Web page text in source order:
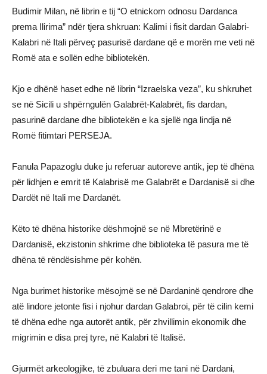
Budimir Milan, në librin e tij “O etnickom odnosu Dardanca
prema Ilirima” ndër tjera shkruan: Kalimi i fisit dardan Galabri-
Kalabri në Itali përveç pasurisë dardane që e morën me veti në
Romë ata e sollën edhe bibliotekën.
Kjo e dhënë haset edhe në librin “Izraelska veza”, ku shkruhet
se në Sicili u shpërngulën Galabrët-Kalabrët, fis dardan,
pasurinë dardane dhe bibliotekën e ka sjellë nga lindja në
Romë fitimtari PERSEJA.
Fanula Papazoglu duke ju referuar autoreve antik, jep të dhëna
për lidhjen e emrit të Kalabrisë me Galabrët e Dardanisë si dhe
Dardët në Itali me Dardanët.
Këto të dhëna historike dëshmojnë se në Mbretërinë e
Dardanisë, ekzistonin shkrime dhe biblioteka të pasura me të
dhëna të rëndësishme për kohën.
Nga burimet historike mësojmë se në Dardaninë qendrore dhe
atë lindore jetonte fisi i njohur dardan Galabroi, për të cilin kemi
të dhëna edhe nga autorët antik, për zhvillimin ekonomik dhe
migrimin e disa prej tyre, në Kalabri të Italisë.
Gjurmët arkeologjike, të zbuluara deri me tani në Dardani,